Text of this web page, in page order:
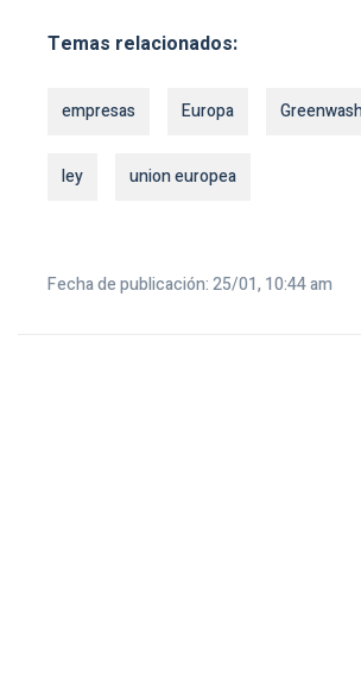
Temas relacionados:
empresas Europa
ley union europea
Fecha de publicación: 25/01, 10:44 am